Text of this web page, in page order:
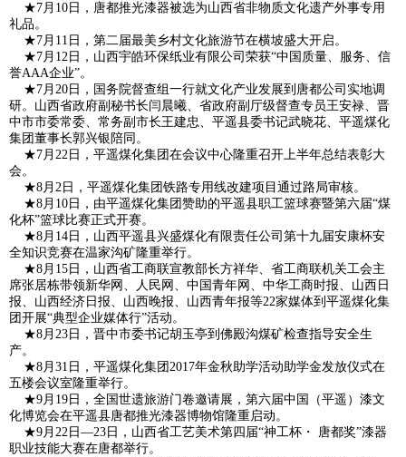
★7月10日，唐都推光漆器被选为山西省非物质文化遗产外事专用
礼品。
★7月11日，第二届最美乡村文化旅游节在横坡盛大开启。
★7月12日，山西宇皓环保纸业有限公司荣获“中国质量、服务、信
誉AAA企业”。
★7月20日，国务院督查组一行就文化产业发展到唐都公司实地调
研。山西省政府副秘书长闫晨曦、省政府副厅级督查专员王安禄、晋
中市市委常委、常务副市长王建忠、平遥县委书记武晓花、平遥煤化
集团董事长郭兴银陪同。
★7月22日，平遥煤化集团在会议中心隆重召开上半年总结表彰大
会。
★8月2日，平遥煤化集团铁路专用线改建项目通过路局审核。
★8月10日，由平遥煤化集团赞助的平遥县职工篮球赛暨第六届“煤
化杯”篮球比赛正式开赛。
★8月14日，山西平遥县兴盛煤化有限责任公司第十九届安康杯安
全知识竞赛在温家沟矿隆重举行。
★8月15日，山西省工商联宣教部长方祥华、省工商联机关工会主
席张居栋带领新华网、人民网、中国青年网、中华工商时报、山西日
报、山西经济日报、山西晚报、山西青年报等22家媒体到平遥煤化集
团开展“典型企业媒体行”活动。
★8月23日，晋中市委书记胡玉亭到佛殿沟煤矿检查指导安全生
产。
★8月31日，平遥煤化集团2017年金秋助学活动助学金发放仪式在
五楼会议室隆重举行。
★9月19日，全国世遗旅游门卷邀请展，第六届中国（平遥）漆文
化博览会在平遥县唐都推光漆器博物馆隆重启动。
★9月22日―23日，山西省工艺美术第四届“神工杯・ 唐都奖”漆器
职业技能大赛在唐都举行。